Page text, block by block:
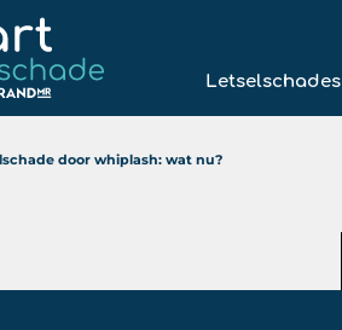
Letselschades
door whiplash: wat nu?